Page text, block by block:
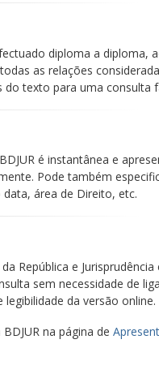
diploma a diploma,
as relações
do texto para uma consulta
é instantânea e
Pode também
área de Direito, etc.
República e Jurisprudência
sem necessidade de
da versão online.
na página de